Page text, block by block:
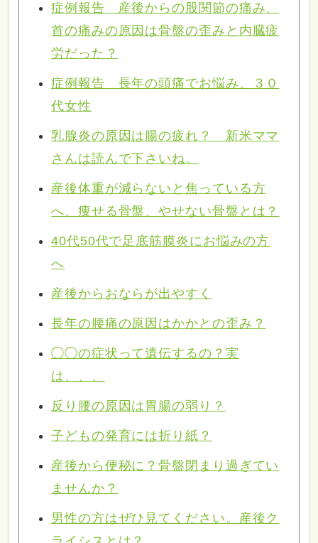
症例報告 産後からの股関節の痛み、
首の痛みの原因は骨盤の歪みと内臓疲
労だった？
症例報告 長年の頭痛でお悩み、３０
代女性
乳腺炎の原因は腸の疲れ？ 新米ママ
さんは読んで下さいね。
産後体重が減らないと焦っている方
へ、痩せる骨盤、やせない骨盤とは？
40代50代で足底筋膜炎にお悩みの方
へ
産後からおならが出やすく
長年の腰痛の原因はかかとの歪み？
◯◯の症状って遺伝するの？実
は、、、
反り腰の原因は胃腸の弱り？
子どもの発育には折り紙？
産後から便秘に？骨盤閉まり過ぎてい
ませんか？
男性の方はぜひ見てください。産後ク